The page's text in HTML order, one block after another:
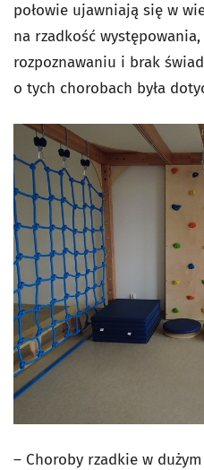
połowie ujawniają się w
na rzadkość
rozpoznawaniu i brak
o tych chorobach była
– Choroby rzadkie w